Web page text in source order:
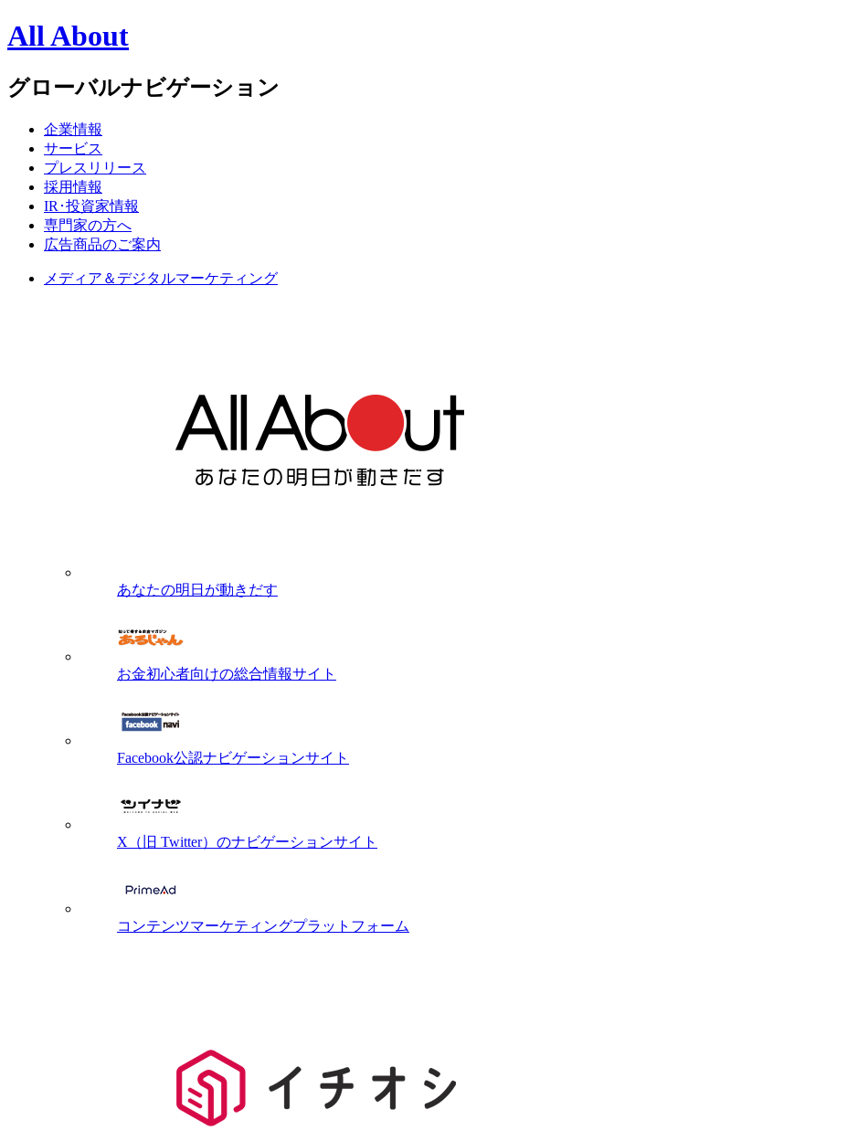
All About
グローバルナビゲーション
企業情報
サービス
プレスリリース
採用情報
IR･投資家情報
専門家の方へ
広告商品のご案内
メディア＆デジタルマーケティング
あなたの明日が動きだす
お金初心者向けの総合情報サイト
Facebook公認ナビゲーションサイト
X（旧 Twitter）のナビゲーションサイト
コンテンツマーケティングプラットフォーム